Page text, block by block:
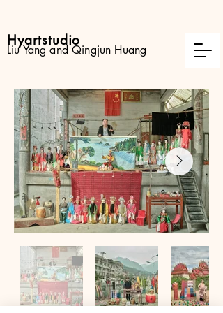
Hyartstudio
Liu Yang and Qingjun Huang